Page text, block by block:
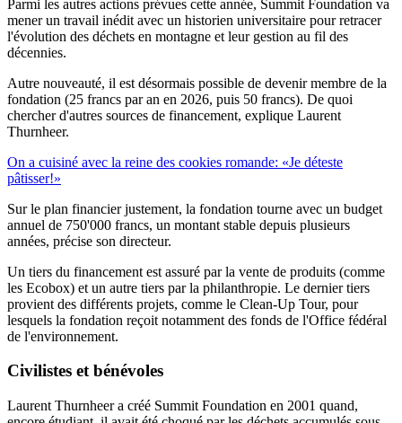
Parmi les autres actions prévues cette année, Summit Foundation va
mener un travail inédit avec un historien universitaire pour retracer
l'évolution des déchets en montagne et leur gestion au fil des
décennies.
Autre nouveauté, il est désormais possible de devenir membre de la
fondation (25 francs par an en 2026, puis 50 francs). De quoi
chercher d'autres sources de financement, explique Laurent
Thurnheer.
On a cuisiné avec la reine des cookies romande: «Je déteste
pâtisser!»
Sur le plan financier justement, la fondation tourne avec un budget
annuel de 750'000 francs, un montant stable depuis plusieurs
années, précise son directeur.
Un tiers du financement est assuré par la vente de produits (comme
les Ecobox) et un autre tiers par la philanthropie. Le dernier tiers
provient des différents projets, comme le Clean-Up Tour, pour
lesquels la fondation reçoit notamment des fonds de l'Office fédéral
de l'environnement.
Civilistes et bénévoles
Laurent Thurnheer a créé Summit Foundation en 2001 quand,